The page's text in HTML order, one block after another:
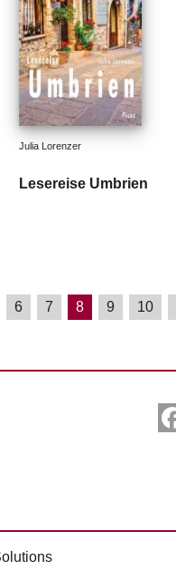
Julia Lorenzer
Lesereise Umbrien
6 7 8 9 10